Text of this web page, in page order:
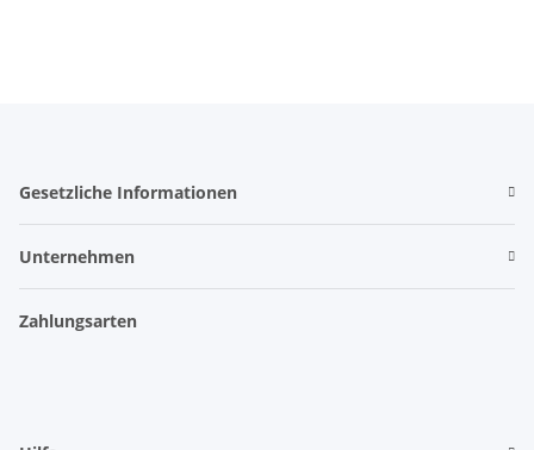
Gesetzliche Informationen
Unternehmen
Zahlungsarten